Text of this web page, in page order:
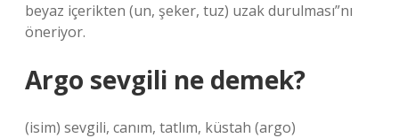
beyaz içerikten (un, şeker, tuz) uzak durulması”nı
öneriyor.
Argo sevgili ne demek?
(isim) sevgili, canım, tatlım, küstah (argo)